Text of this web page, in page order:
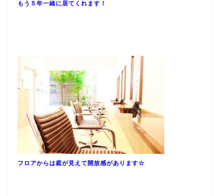
もう５年一緒に居てくれます！
フロアからは庭が見えて開放感があります☆